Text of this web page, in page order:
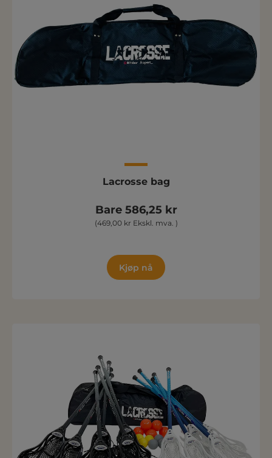
Lacrosse bag
Bare 586,25 kr
(469,00 kr Ekskl. mva. )
Kjøp nå